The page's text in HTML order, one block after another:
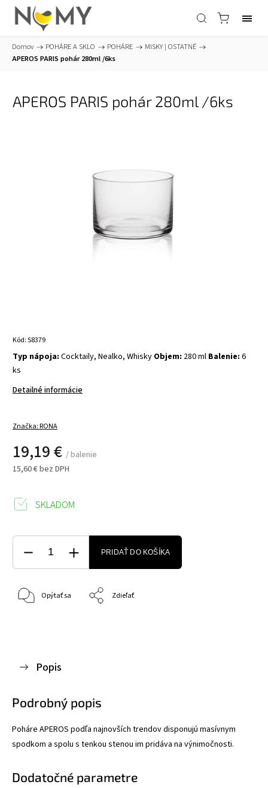
Domov / POHÁRE A SKLO / POHÁRE / MISKY | OSTATNÉ /
APEROS PARIS pohár 280ml /6ks
APEROS PARIS pohár 280ml /6ks
Kód:S8379
Typ nápoja: Cocktaily, Nealko, Whisky Objem: 280 ml Balenie: 6
ks
Detailné informácie
Značka:RONA
19,19 € / balenie
15,60 € bez DPH
SKLADOM
PRIDAŤ DO KOŠÍKA
Opýtať sa Zdieľať
Popis
Podrobný popis
Poháre APEROS podľa najnovších trendov disponujú masívnym
spodkom a spolu s tenkou stenou im pridáva na výnimočnosti.
Dodatočné parametre